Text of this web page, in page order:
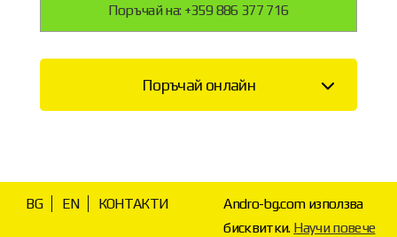
Поръчай на: +359 886 377 716
Поръчай онлайн
BG EN КОНТАКТИ
Andro-bg.com използва
бисквитки. Научи повече